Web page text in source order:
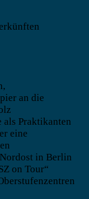
an die
Praktikanten
eine
in Berlin
on Tour“